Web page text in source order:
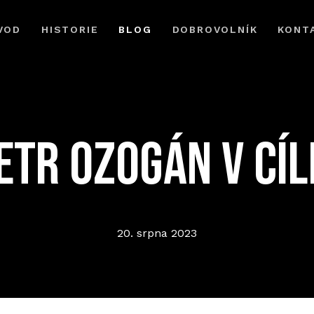
HISTORIE BLOG DOBROVOLNÍK
OZOGÁN V
20. srpna 2023